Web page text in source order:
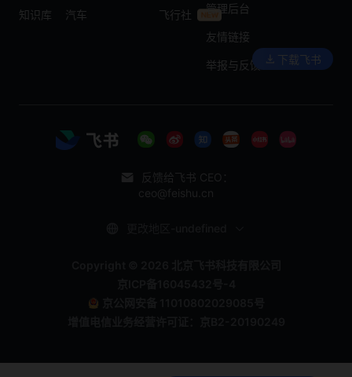
知识库 汽车 飞行社 管理后台
友情链接
举报与反馈 下载飞书
反馈给飞书 CEO：
ceo@feishu.cn